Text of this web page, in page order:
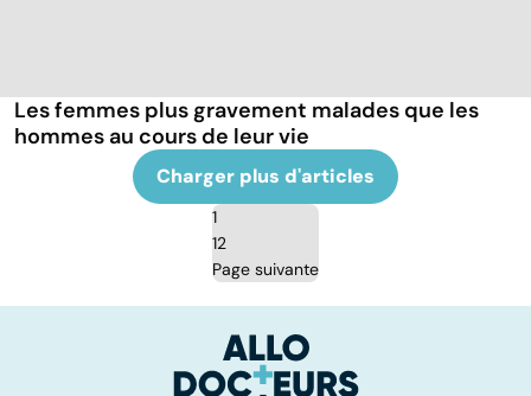
Les femmes plus gravement malades que les
hommes au cours de leur vie
Charger plus d'articles
1
12
Page suivante